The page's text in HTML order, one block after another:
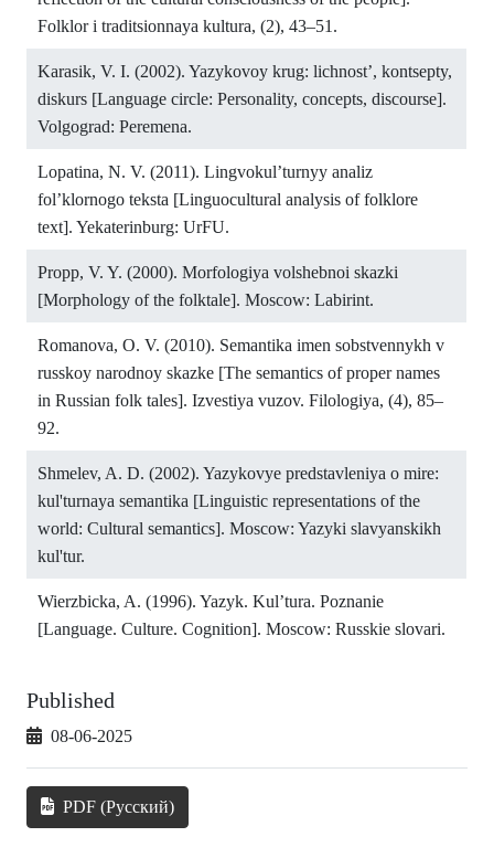
Folklor i traditsionnaya kultura, (2), 43–51.
Karasik, V. I. (2002). Yazykovoy krug: lichnost’, kontsepty,
diskurs [Language circle: Personality, concepts, discourse].
Volgograd: Peremena.
Lopatina, N. V. (2011). Lingvokul’turnyy analiz
fol’klornogo teksta [Linguocultural analysis of folklore
text]. Yekaterinburg: UrFU.
Propp, V. Y. (2000). Morfologiya volshebnoi skazki
[Morphology of the folktale]. Moscow: Labirint.
Romanova, O. V. (2010). Semantika imen sobstvennykh v
russkoy narodnoy skazke [The semantics of proper names
in Russian folk tales]. Izvestiya vuzov. Filologiya, (4), 85–
92.
Shmelev, A. D. (2002). Yazykovye predstavleniya o mire:
kul'turnaya semantika [Linguistic representations of the
world: Cultural semantics]. Moscow: Yazyki slavyanskikh
kul'tur.
Wierzbicka, A. (1996). Yazyk. Kul’tura. Poznanie
[Language. Culture. Cognition]. Moscow: Russkie slovari.
Published
08-06-2025
PDF (Русский)